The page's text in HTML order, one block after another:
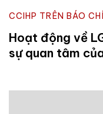
CCIHP TRÊN BÁO CHÍ
Hoạt động về
sự quan tâm